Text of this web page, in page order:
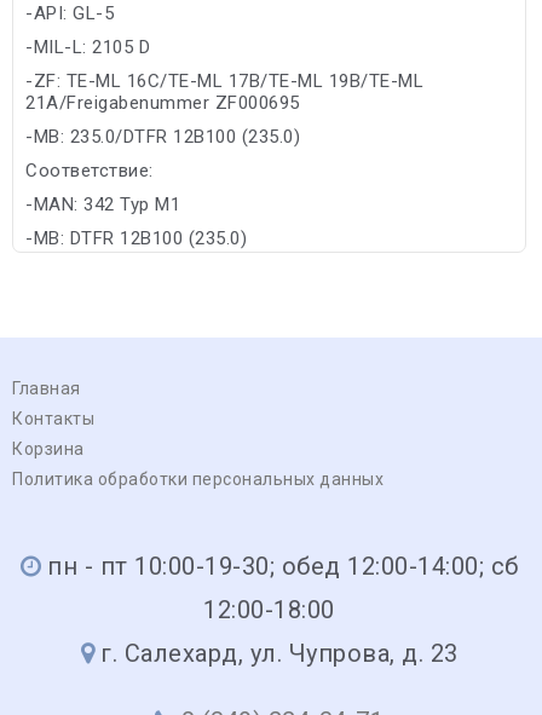
-API: GL-5
-MIL-L: 2105 D
-ZF: TE-ML 16C/TE-ML 17B/TE-ML 19B/TE-ML
21A/Freigabenummer ZF000695
-MB: 235.0/DTFR 12B100 (235.0)
Соответствие:
-MAN: 342 Typ M1
-MB: DTFR 12B100 (235.0)
Главная
Контакты
Корзина
Политика обработки персональных данных
пн - пт 10:00-19-30; обед 12:00-14:00; сб
12:00-18:00
г. Салехард, ул. Чупрова, д. 23